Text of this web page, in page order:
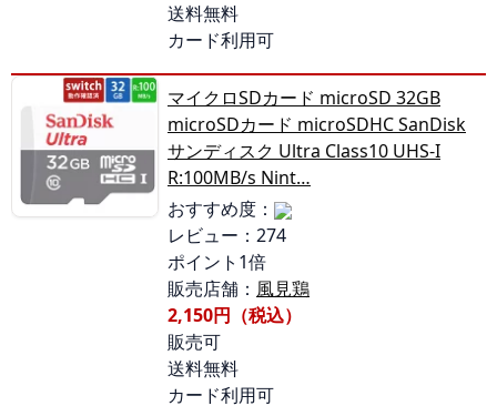
送料無料
カード利用可
マイクロSDカード microSD 32GB
microSDカード microSDHC SanDisk
サンディスク Ultra Class10 UHS-I
R:100MB/s Nint…
おすすめ度：
レビュー：274
ポイント1倍
販売店舗： 風見鶏
2,150円（税込）
販売可
送料無料
カード利用可